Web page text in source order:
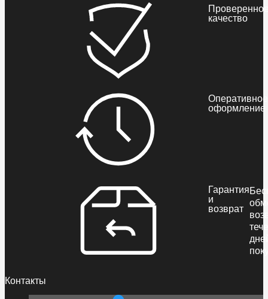
качество
Оперативное
оформление
Гарантия
и
возврат
Контакты